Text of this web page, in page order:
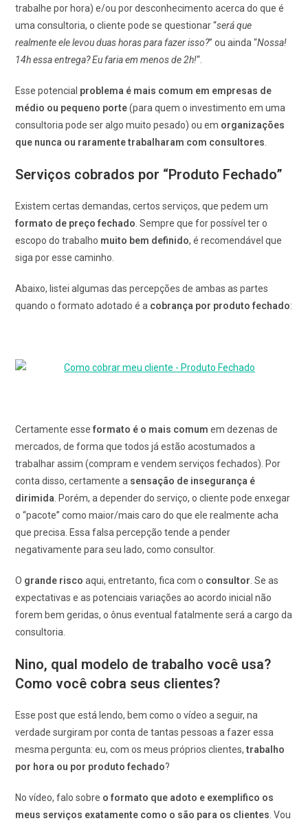
trabalhe por hora) e/ou por desconhecimento acerca do que é
uma consultoria, o cliente pode se questionar “será que
realmente ele levou duas horas para fazer isso?” ou ainda “Nossa!
14h essa entrega? Eu faria em menos de 2h!“.
Esse potencial problema é mais comum em empresas de
médio ou pequeno porte(para quem o investimento em uma
consultoria pode ser algo muito pesado) ou em organizações
que nunca ou raramente trabalharam com consultores
Serviços cobrados por “Produto Fechado”
Existem certas demandas, certos serviços, que pedem um
formato de preço fechado . Sempre que for possível ter o
escopo do trabalho muito bem definido, é recomendável que
siga por esse caminho.
Abaixo, listei algumas das percepções de ambas as partes
quando o formato adotado é a cobrança por produto fechado:
Certamente esseformato é o mais comum em dezenas de
mercados, de forma que todos já estão acostumados a
trabalhar assim (compram e vendem serviços fechados). Por
conta disso, certamente a sensação de insegurança é
dirimida . Porém, a depender do serviço, o cliente pode enxegar
o “pacote” como maior/mais caro do que ele realmente acha
que precisa. Essa falsa percepção tende a pender
negativamente para seu lado, como consultor.
O grande risco aqui, entretanto, fica com o consultor . Se as
expectativas e as potenciais variações ao acordo inicial não
forem bem geridas, o ônus eventual fatalmente será a cargo da
consultoria.
Nino, qual modelo de trabalho você usa?
Como você cobra seus clientes?
Esse post que está lendo, bem como o vídeo a seguir, na
verdade surgiram por conta de tantas pessoas a fazer essa
mesma pergunta: eu, com os meus próprios clientes,trabalho
por hora ou por produto fechado?
No vídeo, falo sobre o formato que adoto e exemplifico os
meus serviços exatamente como o são para os clientes . Vou